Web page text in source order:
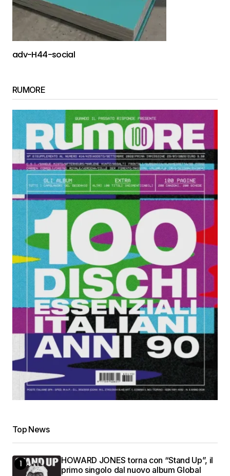
adv-H44-social
RUMORE
Top News
HOWARD JONES torna con “Stand Up”, il
primo singolo dal nuovo album Global